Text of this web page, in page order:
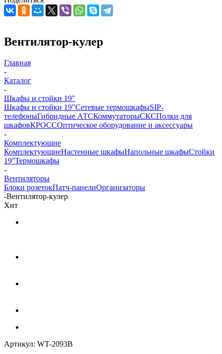
Вентилятор-кулер
Главная
-
Каталог
-
Шкафы и стойки 19"
Шкафы и стойки 19"Сетевые термошкафыSIP-
телефоныГибридные АТСКоммутаторыСКСПолки для
шкафовКРОССОптическое оборудование и аксессуары
-
Комплектующие
КомплектующиеНастенные шкафыНапольные шкафыСтойки
19''Термошкафы
-
Вентиляторы
Блоки розетокПатч-панелиОрганизаторы
-Вентилятор-кулер
Хит
Артикул: WT-2093B